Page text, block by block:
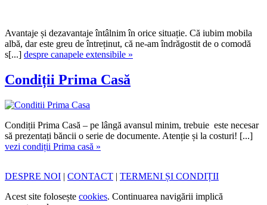
Avantaje și dezavantaje întâlnim în orice situație. Că iubim mobila
albă, dar este greu de întreținut, că ne-am îndrăgostit de o comodă
s[...] despre canapele extensibile »
Condiții Prima Casă
Condiții Prima Casă – pe lângă avansul minim, trebuie este necesar
să prezentați băncii o serie de documente. Atenție și la costuri! [...]
vezi condiții Prima casă »
DESPRE NOI | CONTACT | TERMENI ȘI CONDIȚII
Acest site folosește cookies. Continuarea navigării implică